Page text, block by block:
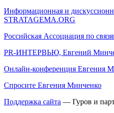
Информационная и
STRATAGEMA.ORG
Российская Ассоциация по
PR-ИНТЕРВЬЮ, Евгений
Онлайн-конференция Евгения
Спросите Евгения Минченко
Поддержка сайта — Гуров и